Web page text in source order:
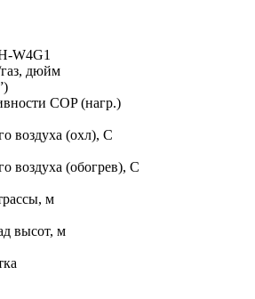
W4G1
дюйм
COP (нагр.)
воздуха (охл), С
воздуха (обогрев), С
м
высот, м